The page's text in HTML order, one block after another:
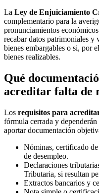
La Ley de Enjuiciamiento
complementario para la
pronunciamientos
recabar datos patrimoniales y
bienes embargables o si, por
bienes realizables.
Qué
acreditar falta de
Los requisitos para
fórmula cerrada y
aportar documentación
Nóminas, certificado
de desempleo.
Declaraciones
Tributaria, si resultan
Extractos bancarios y